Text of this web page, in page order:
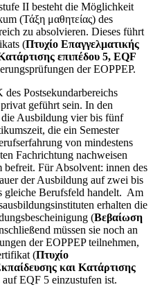
II besteht die Möglichkeit
(Τάξη μαθητείας) des
zu absolvieren. Dieses führt
(Πτυχίο Επαγγελματικής
επιπέδου 5, EQF
der EOPPEP.
Postsekundarbereichs
geführt sein. In den
Ausbildung vier bis fünf
die ein Semester
von mindestens
Fachrichtung nachweisen
Für Absolvent: innen des
der Ausbildung auf zwei bis
gleiche Berufsfeld handelt. Am
erhalten die
(Βεβαίωση
müssen sie noch an
der EOPPEP teilnehmen,
(Πτυχίο
και Κατάρτισης
EQF 5 einzustufen ist.